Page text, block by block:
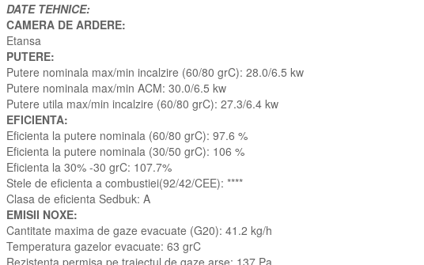
DATE TEHNICE:
CAMERA DE ARDERE:
Etansa
PUTERE:
Putere nominala max/min incalzire (60/80 grC): 28.0/6.5 kw
Putere nominala max/min ACM: 30.0/6.5 kw
Putere utila max/min incalzire (60/80 grC): 27.3/6.4 kw
EFICIENTA:
Eficienta la putere nominala (60/80 grC): 97.6 %
Eficienta la putere nominala (30/50 grC): 106 %
Eficienta la 30% -30 grC: 107.7%
Stele de eficienta a combustiei(92/42/CEE): ****
Clasa de eficienta Sedbuk: A
EMISII NOXE:
Cantitate maxima de gaze evacuate (G20): 41.2 kg/h
Temperatura gazelor evacuate: 63 grC
Rezistenta permisa pe traiectul de gaze arse: 137 Pa